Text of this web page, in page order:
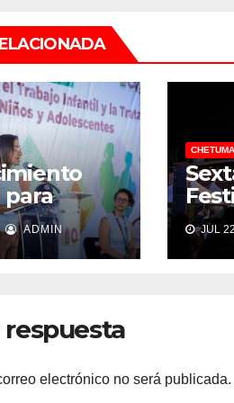
para
Blanco por
infantil
ADMIN
en
un
JUL
respuesta
electrónico no será publicada.